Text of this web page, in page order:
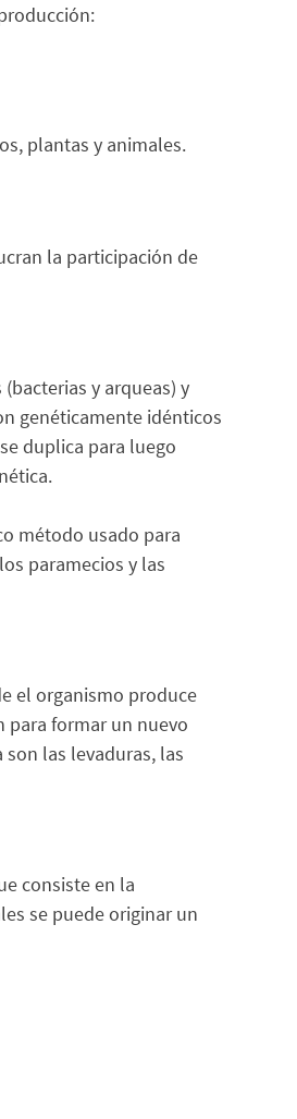
plantas y animales.
la participación de
y arqueas) y
genéticamente idénticos
duplica para luego
método usado para
paramecios y las
el organismo produce
para formar un nuevo
las levaduras, las
consiste en la
se puede originar un